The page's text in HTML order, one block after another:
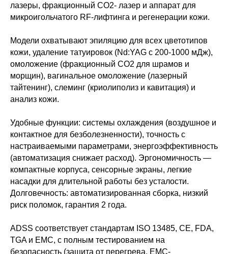
лазеры, фракционный CO2- лазер и аппарат для
микроигольчатого RF-лифтинга и регенерации кожи.
Модели охватывают эпиляцию для всех цветотипов
кожи, удаление татуировок (Nd:YAG с 200-1000 мДж),
омоложение (фракционный CO2 для шрамов и
морщин), вагинальное омоложение (лазерный
тайтенинг), слеминг (криолиполиз и кавитация) и
анализ кожи.
Удобные функции: системы охлаждения (воздушное и
контактное для безболезненности), точность с
настраиваемыми параметрами, энергоэффективность
(автоматизация снижает расход). Эргономичность —
компактные корпуса, сенсорные экраны, легкие
насадки для длительной работы без усталости.
Долговечность: автоматизированная сборка, низкий
риск поломок, гарантия 2 года.
ADSS соответствует стандартам ISO 13485, CE, FDA,
TGA и EMC, с полным тестированием на
безопасность (защита от перегрева, EMC-